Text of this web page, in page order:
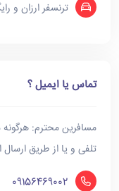
ترنسفر ارزان و
تماس یا ایمیل ؟
مسافرین محترم: هرگونه
تلفی و یا از طریق ارسال
09156469002